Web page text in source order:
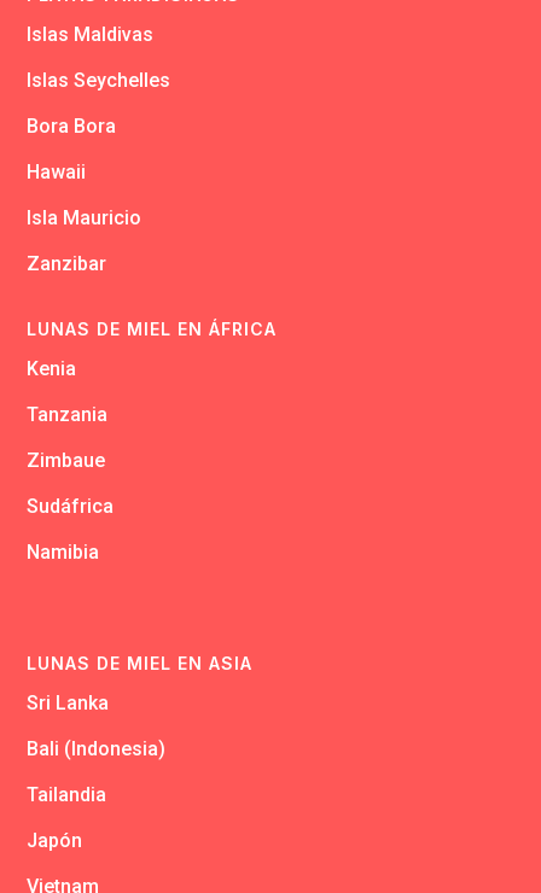
Islas Maldivas
Islas Seychelles
Bora Bora
Hawaii
Isla Mauricio
Zanzibar
LUNAS DE MIEL EN ÁFRICA
Kenia
Tanzania
Zimbaue
Sudáfrica
Namibia
LUNAS DE MIEL EN ASIA
Sri Lanka
Bali (Indonesia)
Tailandia
Japón
Vietnam